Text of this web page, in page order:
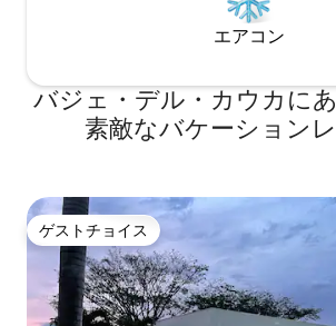
エアコン
バジェ・デル・カウカに
素敵なバケーション
ゲストチョイス
ゲストチョイス